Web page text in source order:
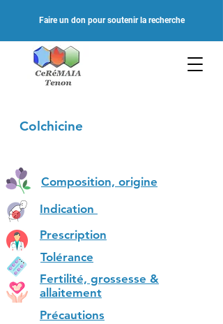
Faire un don pour soutenir la recherche
Colchicine
Composition, origine
Indication
Prescription
Tolérance
Fertilité, grossesse &
allaitement
Précautions